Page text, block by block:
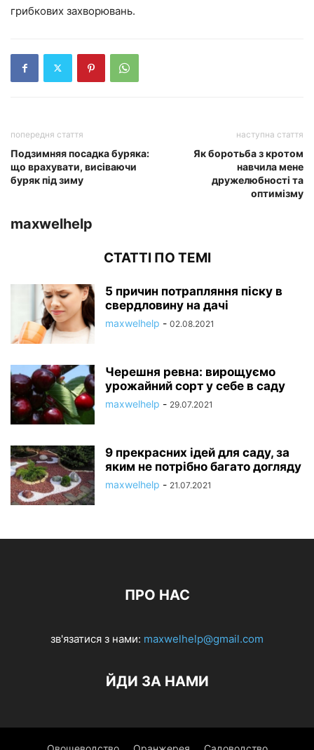
грибкових захворювань.
попередня стаття
Подзимняя посадка буряка:
що врахувати, висіваючи
буряк під зиму
наступна стаття
Як боротьба з кротом
навчила мене
дружелюбності та
оптимізму
maxwelhelp
СТАТТІ ПО ТЕМІ
5 причин потрапляння піску в
свердловину на дачі
maxwelhelp - 02.08.2021
Черешня ревна: вирощуємо
урожайний сорт у себе в саду
maxwelhelp - 29.07.2021
9 прекрасних ідей для саду, за
яким не потрібно багато догляду
maxwelhelp - 21.07.2021
ПРО НАС
зв'язатися з нами: maxwelhelp@gmail.com
ЙДИ ЗА НАМИ